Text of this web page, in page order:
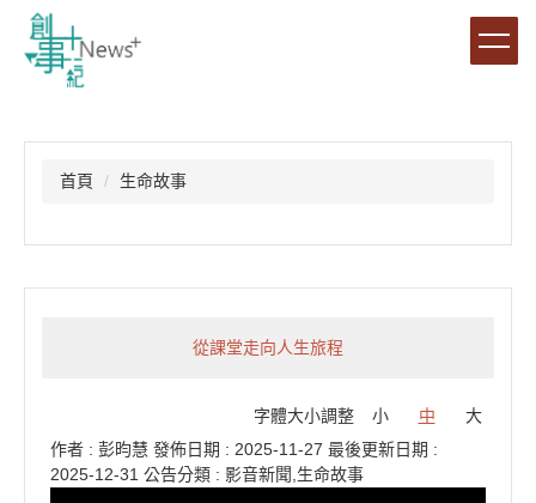
容
首頁 生命故事
從課堂走向人生旅程
字體大小調整 小 中
大
作者 : 彭昀慧 發佈日期 : 2025-11-27 最後更新日期 :
2025-12-31 公告分類 : 影音新聞,生命故事